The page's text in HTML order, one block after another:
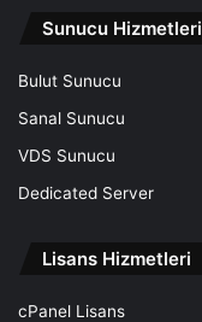
Sunucu Hizmetleri
Bulut Sunucu
Sanal Sunucu
VDS Sunucu
Dedicated Server
Lisans Hizmetleri
cPanel Lisans